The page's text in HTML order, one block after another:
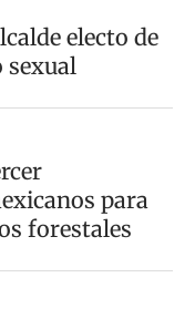
electo de
sexual
para
forestales